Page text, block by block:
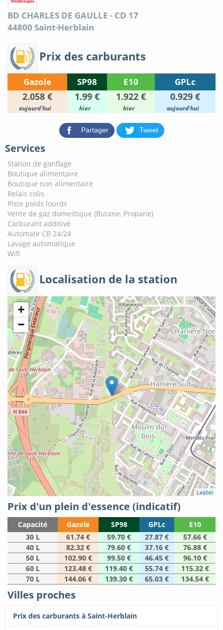
BD CHARLES DE GAULLE - CD 17
44800 Saint-Herblain
Prix des carburants
Gazole SP98 E10 GPLc
2.058 € 1.99 € 1.922 € 0.929 €
aujourd'hui hier hier aujourd'hui
Partager Tweet
Services
Station de gonflage
Boutique alimentaire
Boutique non alimentaire
Relais colis
Piste poids lourds
Vente de gaz domestique (Butane, Propane)
Carburant additivé
Automate CB 24/24
Lavage automatique
Wifi
Localisation de la station
+
−
Leaflet
Prix d'un plein d'essence (indicatif)
Capacité Gazole SP98 GPLc
E10
30 L
61.74 € 59.70 € 27.87 €
57.66 €
40 L
82.32 € 79.60 € 37.16 €
76.88 €
50 L
102.90 € 99.50 € 46.45 €
96.10 €
60 L
123.48 € 119.40 € 55.74 €
115.32 €
70 L
144.06 € 139.30 € 65.03 € 134.54 €
Villes proches
Prix des carburants à Saint-Herblain